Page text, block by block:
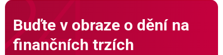
Buďte v obraze o dění na
finančních trzích